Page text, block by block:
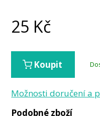
25 Kč
Koupit
Možnosti doručení a
Podobné zboží